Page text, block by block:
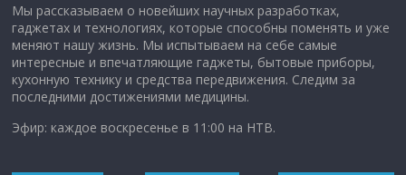
Мы рассказываем о новейших научных разработках,
гаджетах и технологиях, которые способны поменять и уже
меняют нашу жизнь. Мы испытываем на себе самые
интересные и впечатляющие гаджеты, бытовые приборы,
кухонную технику и средства передвижения. Следим за
последними достижениями медицины.
Эфир: каждое воскресенье в 11:00 на НТВ.